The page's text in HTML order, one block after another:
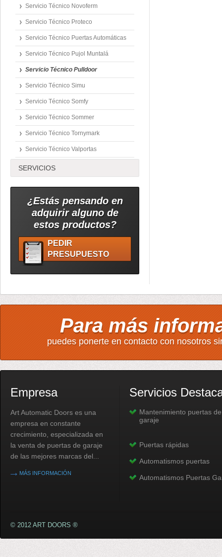
Servicio Técnico Novoferm
Servicio Técnico Proteco
Servicio Técnico Puertas Automáticas
Servicio Técnico Pujol Muntalá
Servicio Técnico Pulldoor
Servicio Técnico Simu
Servicio Técnico Somfy
Servicio Técnico Sommer
Servicio Técnico Tornymark
Servicio Técnico Valportas
SERVICIOS
¿Estás pensando en
adquirir alguno de
estos productos?
PEDIR
PRESUPUESTO
Para más
puedes ponerte en contacto con nosotros
Empresa
Art Automatic Doors es una
empresa en constante
crecimiento, especializada en
la venta de puertas de garaje
de las mejores marcas del...
MÁS INFORMACIÓN
Servicios
Mantenimiento puertas de
garaje
Puertas rápidas
Automatismos puertas
Automatismos Puertas
© 2012 ART DOORS ®